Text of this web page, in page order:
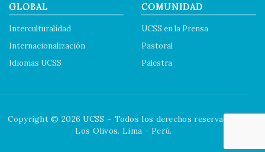
GLOBAL
Interculturalidad
Internacionalización
Idiomas UCSS
COMUNIDAD
UCSS en la Prensa
Pastoral
Palestra
Copyright © 2026 UCSS – Todos los derechos reservados.
Los Olivos. Lima - Perú.